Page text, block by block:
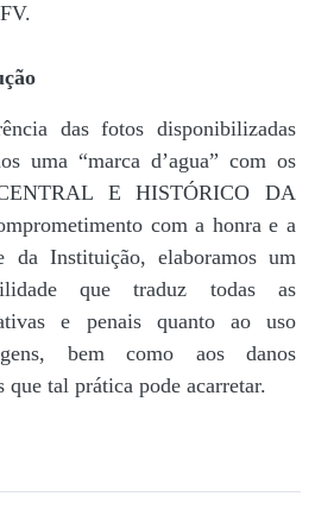
das fotos disponibilizadas
uma “marca d’agua” com os
E HISTÓRICO DA
com a honra e a
da Instituição, elaboramos um
que traduz todas as
e penais quanto ao uso
bem como aos danos
tal prática pode acarretar.